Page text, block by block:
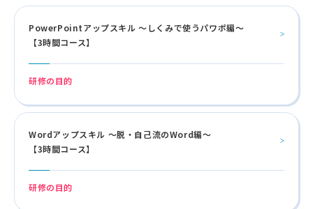
PowerPointアップスキル ～しくみで使うパワポ編～
【3時間コース】
研修の目的
Wordアップスキル ～脱・自己流のWord編～
【3時間コース】
研修の目的